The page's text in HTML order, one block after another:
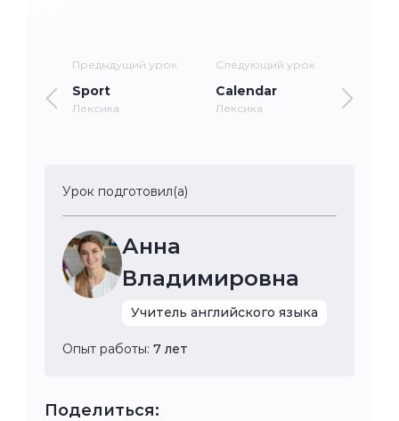
Предыдущий урок
Sport
Лексика
Следующий урок
Calendar
Лексика
Урок подготовил(а)
Анна
Владимировна
Учитель английского языка
Опыт работы: 7 лет
Поделиться: